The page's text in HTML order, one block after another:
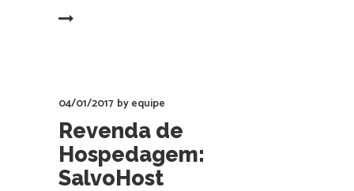
04/01/2017 byequipe
Revenda de
Hospedagem:
SalvoHost